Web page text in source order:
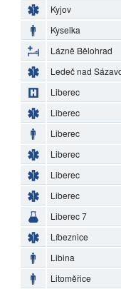
Kyjov
Kyselka
Lázně Bělohrad
Ledeč nad
Liberec
Liberec
Liberec
Liberec
Liberec
Liberec
Liberec 7
Líbeznice
Libina
Litoměřice